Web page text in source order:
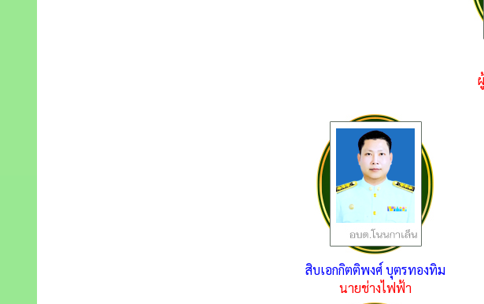
สิบเอกกิตติพงศ์ บุตรทองทิม
นายช่างไฟฟ้า